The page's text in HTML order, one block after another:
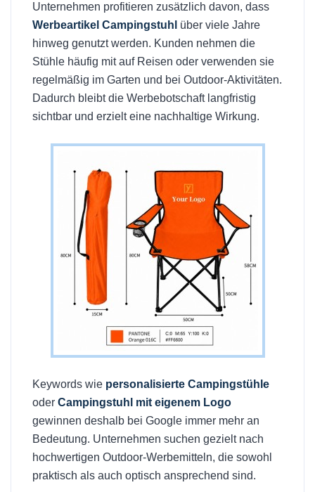
Unternehmen profitieren zusätzlich davon, dass
Werbeartikel Campingstuhl über viele Jahre
hinweg genutzt werden. Kunden nehmen die
Stühle häufig mit auf Reisen oder verwenden sie
regelmäßig im Garten und bei Outdoor-Aktivitäten.
Dadurch bleibt die Werbebotschaft langfristig
sichtbar und erzielt eine nachhaltige Wirkung.
Keywords wie personalisierte Campingstühle
oder Campingstuhl mit eigenem Logo
gewinnen deshalb bei Google immer mehr an
Bedeutung. Unternehmen suchen gezielt nach
hochwertigen Outdoor-Werbemitteln, die sowohl
praktisch als auch optisch ansprechend sind.